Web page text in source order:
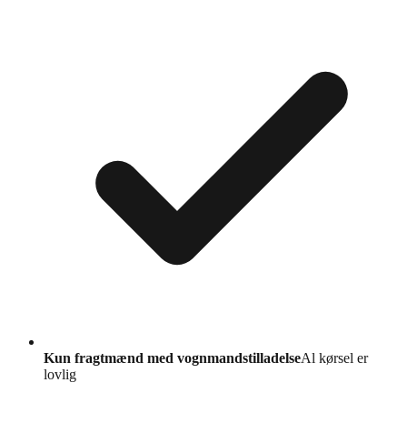
Kun fragtmænd med vognmandstilladelseAl kørsel er
lovlig